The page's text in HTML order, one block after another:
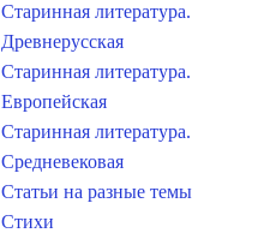
Старинная литература.
Древнерусская
Старинная литература.
Европейская
Старинная литература.
Средневековая
Статьи на разные темы
Стихи